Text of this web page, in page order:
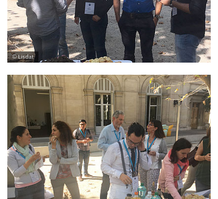
© Lisdat